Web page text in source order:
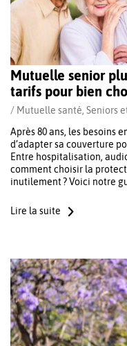
Mutuelle senior
tarifs pour bien
/ Mutuelle santé, Seniors
Après 80 ans, les besoins
d’adapter sa couverture
Entre hospitalisation,
comment choisir la
inutilement ? Voici notre
Lire la suite